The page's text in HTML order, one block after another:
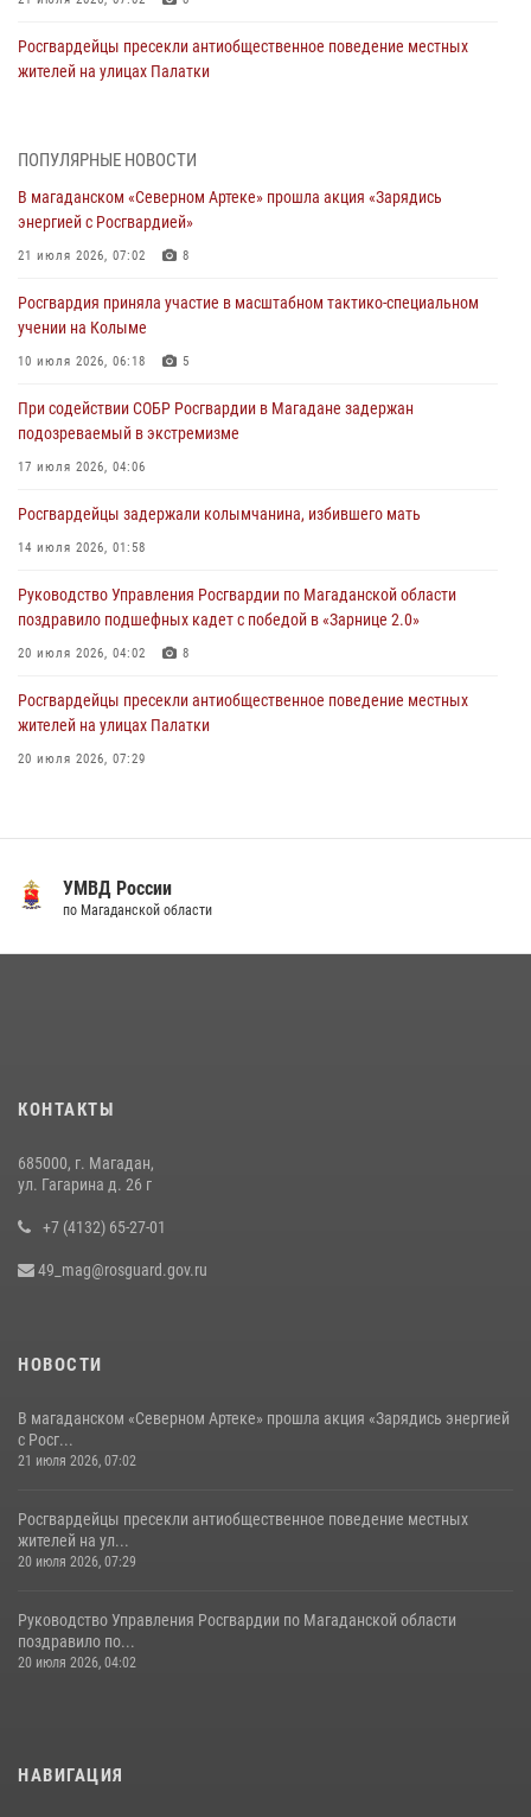
Росгвардейцы пресекли антиобщественное поведение местных
жителей на улицах Палатки
Руководство Управления Росгвардии по Магаданской области
20 июля 2026, 04:02
При содействии СОБР Росгвардии в Магадане задержан
17 июля 2026, 04:06
«Каникулы с Росгвардией» продолжаются на Колыме
Начальник Главного штаба – первый заместитель директора
Росгвардии Герой России генерал-полковник Сергей Бойко
15 июля 2026, 06:21
ПОПУЛЯРНЫЕ НОВОСТИ
В магаданском «Северном Артеке» прошла акция «Зарядись
энергией с Росгвардией»
21 июля 2026, 07:02 8
Росгвардия приняла участие в масштабном тактико-специальном
учении на Колыме
10 июля 2026, 06:18 5
При содействии СОБР Росгвардии в Магадане задержан
подозреваемый в экстремизме
17 июля 2026, 04:06
Росгвардейцы задержали колымчанина, избившего мать
14 июля 2026, 01:58
Руководство Управления Росгвардии по Магаданской области
поздравило подшефных кадет с победой в «Зарнице 2.0»
20 июля 2026, 04:02 8
Росгвардейцы пресекли антиобщественное поведение местных
жителей на улицах Палатки
20 июля 2026, 07:29
«Каникулы с Росгвардией» продолжаются на Колыме
15 июля 2026, 06:21
УМВД России
по Магаданской области
КОНТАКТЫ
685000, г. Магадан,
ул. Гагарина д. 26 г
+7 (4132) 65-27-01
49_mag@rosguard.gov.ru
НОВОСТИ
В магаданском «Северном Артеке» прошла акция «Зарядись энергией
с Росг...
21 июля 2026, 07:02
Росгвардейцы пресекли антиобщественное поведение местных
жителей на ул...
20 июля 2026, 07:29
Руководство Управления Росгвардии по Магаданской области
поздравило по...
20 июля 2026, 04:02
НАВИГАЦИЯ